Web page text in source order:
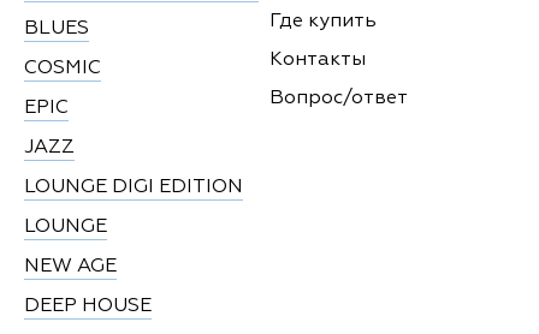
BLUES
COSMIC
EPIC
JAZZ
LOUNGE DIGI EDITION
LOUNGE
NEW AGE
DEEP HOUSE
Где купить
Контакты
Вопрос/ответ